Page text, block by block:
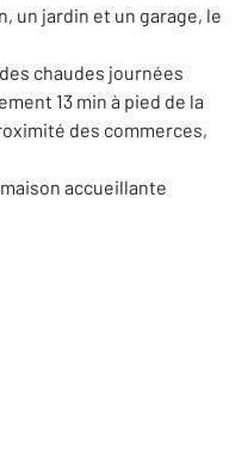
un jardin et un garage, le
chaudes journées
13 min à pied de la
des commerces,
accueillante